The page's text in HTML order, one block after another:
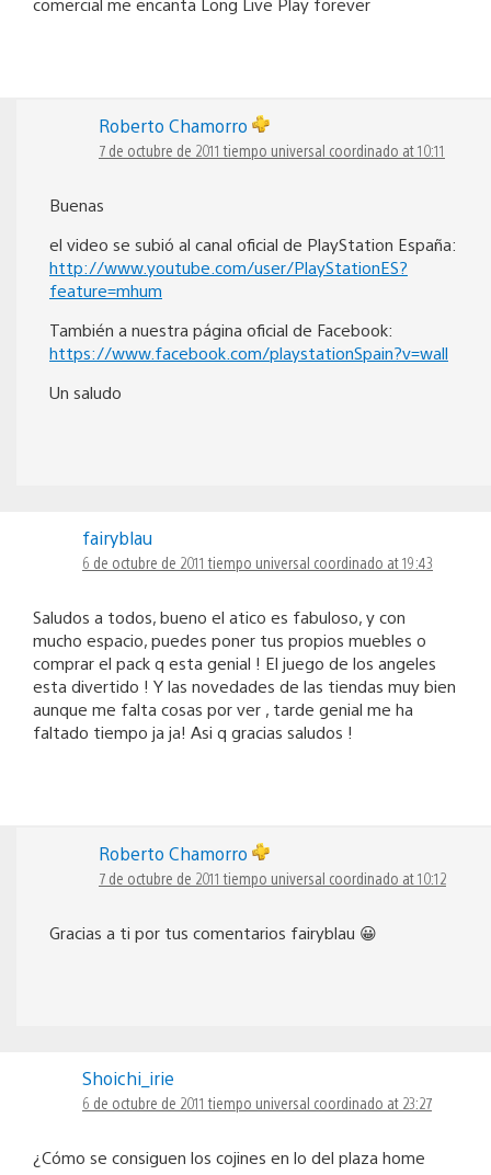
Roberto Chamorro
7 de octubre de 2011 tiempo universal coordinado at 10:11
Buenas
el video se subió al canal oficial de PlayStation España:
http://www.youtube.com/user/PlayStationES?
feature=mhum
También a nuestra página oficial de Facebook:
https://www.facebook.com/playstationSpain?v=wall
Un saludo
fairyblau
6 de octubre de 2011 tiempo universal coordinado at 19:43
Saludos a todos, bueno el atico es fabuloso, y con
mucho espacio, puedes poner tus propios muebles o
comprar el pack q esta genial ! El juego de los angeles
esta divertido ! Y las novedades de las tiendas muy bien
aunque me falta cosas por ver , tarde genial me ha
faltado tiempo ja ja! Asi q gracias saludos !
Roberto Chamorro
7 de octubre de 2011 tiempo universal coordinado at 10:12
Gracias a ti por tus comentarios fairyblau 😀
Shoichi_irie
6 de octubre de 2011 tiempo universal coordinado at 23:27
¿Cómo se consiguen los cojines en lo del plaza home